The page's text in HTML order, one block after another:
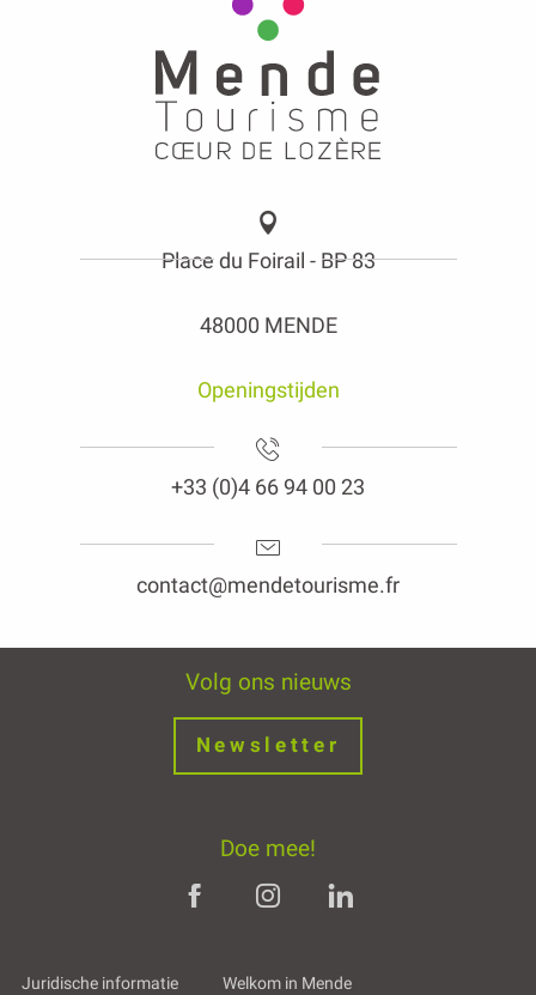
Place du Foirail - BP 83
48000 MENDE
Openingstijden
+33 (0)4 66 94 00 23
contact@mendetourisme.fr
Volg ons nieuws
Newsletter
Doe mee!
Juridische informatie Welkom in Mende